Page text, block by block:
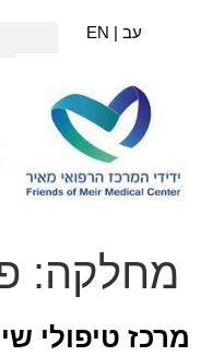
עב | EN
מחלקה:
מרכז טיפולי